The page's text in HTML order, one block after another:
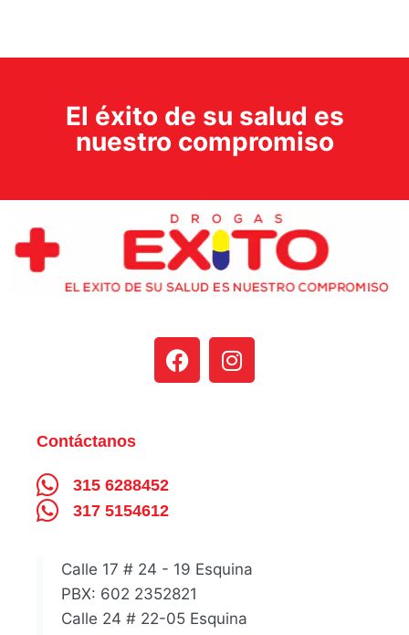
El éxito de su salud es
nuestro compromiso
Contáctanos
315 6288452
317 5154612
Calle 17 # 24 - 19 Esquina
PBX: 602 2352821
Calle 24 # 22-05 Esquina